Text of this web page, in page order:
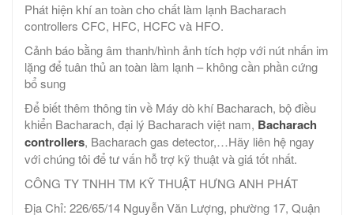
Phát hiện khí an toàn cho chất làm lạnh Bacharach
controllers CFC, HFC, HCFC và HFO.
Cảnh báo bằng âm thanh/hình ảnh tích hợp với nút nhấn im
lặng để tuân thủ an toàn làm lạnh – không cần phần cứng
bổ sung
Để biết thêm thông tin về Máy dò khí Bacharach, bộ điều
khiển Bacharach, đại lý Bacharach việt nam, Bacharach
controllers, Bacharach gas detector,…Hãy liên hệ ngay
với chúng tôi để tư vấn hỗ trợ kỹ thuật và giá tốt nhất.
CÔNG TY TNHH TM KỸ THUẬT HƯNG ANH PHÁT
Địa Chỉ: 226/65/14 Nguyễn Văn Lượng, phường 17, Quận